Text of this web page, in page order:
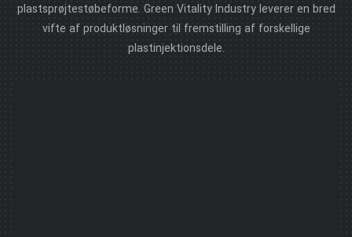
plastsprøjtestøbeforme. Green Vitality Industry leverer en bred
vifte af produktløsninger til fremstilling af forskellige
plastinjektionsdele.